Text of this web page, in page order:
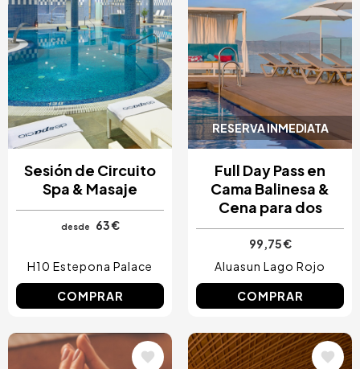
Sesión de Circuito
Spa & Masaje
desde 63 €
H10 Estepona Palace
COMPRAR
RESERVA INMEDIATA
Full Day Pass en
Cama Balinesa &
Cena para dos
99,75 €
Aluasun Lago Rojo
COMPRAR
Image Image